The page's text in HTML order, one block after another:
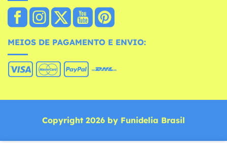
MEIOS DE PAGAMENTO E ENVIO:
Copyright 2026 by Funidelia Brasil